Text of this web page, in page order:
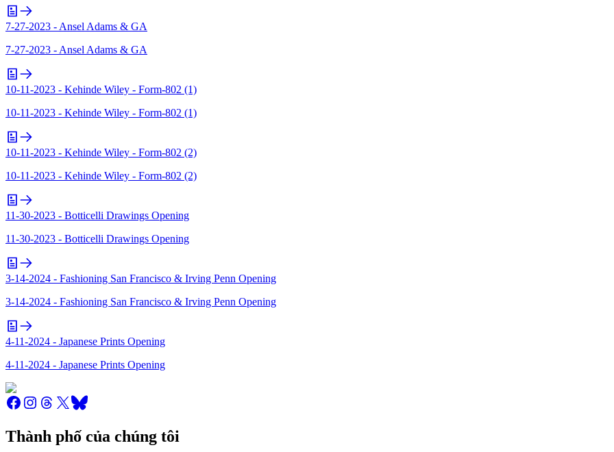
7-27-2023 - Ansel Adams & GA
7-27-2023 - Ansel Adams & GA
10-11-2023 - Kehinde Wiley - Form-802 (1)
10-11-2023 - Kehinde Wiley - Form-802 (1)
10-11-2023 - Kehinde Wiley - Form-802 (2)
10-11-2023 - Kehinde Wiley - Form-802 (2)
11-30-2023 - Botticelli Drawings Opening
11-30-2023 - Botticelli Drawings Opening
3-14-2024 - Fashioning San Francisco & Irving Penn Opening
3-14-2024 - Fashioning San Francisco & Irving Penn Opening
4-11-2024 - Japanese Prints Opening
4-11-2024 - Japanese Prints Opening
Thành phố của chúng tôi